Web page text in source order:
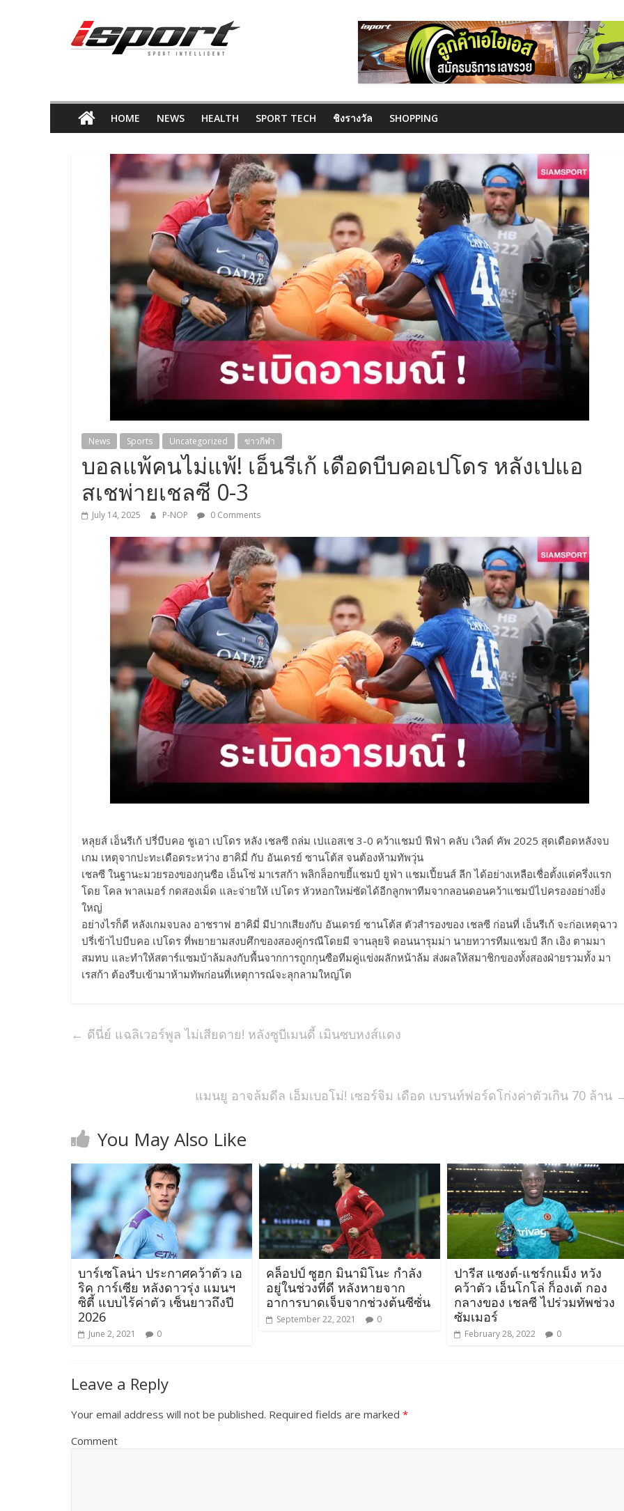
content
ข่าว
HOME NEWS HEALTH SPORT TECH ชิงรางวัล SHOPPING
News Sports Uncategorized ข่าวกีฬา
บอลแพ้คนไม่แพ้! เอ็นรีเก้ เดือดบีบคอเปโดร หลังเปแอ
สเชพ่ายเชลซี 0-3
July 14, 2025 P-NOP 0 Comments
หลุยส์ เอ็นรีเก้ ปรี่บีบคอ ชูเอา เปโดร หลัง เชลซี ถล่ม เปแอสเช 3-0 คว้าแชมป์ ฟีฟ่า คลับ เวิลด์ คัพ 2025 สุดเดือดหลังจบ
เกม เหตุจากปะทะเดือดระหว่าง ฮาคิมี่ กับ อันเดรย์ ซานโต้ส จนต้องห้ามทัพวุ่น
เชลซี ในฐานะมวยรองของกุนซือ เอ็นโซ่ มาเรสก้า พลิกล็อกขยี้แชมป์ ยูฟ่า แชมเปี้ยนส์ ลีก ได้อย่างเหลือเชื่อตั้งแต่ครึ่งแรก
โดย โคล พาลเมอร์ กดสองเม็ด และจ่ายให้ เปโดร หัวหอกใหม่ซัดได้อีกลูกพาทีมจากลอนดอนคว้าแชมป์ไปครองอย่างยิ่ง
ใหญ่
อย่างไรก็ดี หลังเกมจบลง อาชราฟ ฮาคิมี่ มีปากเสียงกับ อันเดรย์ ซานโต้ส ตัวสำรองของ เชลซี ก่อนที่ เอ็นรีเก้ จะก่อเหตุฉาว
ปรี่เข้าไปบีบคอ เปโดร ที่พยายามสงบศึกของสองคู่กรณีโดยมี จานลุยจิ ดอนนารุมม่า นายทวารทีมแชมป์ ลีก เอิง ตามมา
สมทบ และทำให้สตาร์แซมบ้าล้มลงกับพื้นจากการถูกกุนซือทีมคู่แข่งผลักหน้าล้ม ส่งผลให้สมาชิกของทั้งสองฝ่ายรวมทั้ง มา
เรสก้า ต้องรีบเข้ามาห้ามทัพก่อนที่เหตุการณ์จะลุกลามใหญ่โต
← ดีนี่ย์ แฉลิเวอร์พูล ไม่เสียดาย! หลังซูบีเมนดี้ เมินซบหงส์แดง
แมนยู อาจล้มดีล เอ็มเบอโม่! เซอร์จิม เดือด เบรนท์ฟอร์ดโก่งค่าตัวเกิน 70 ล้าน
You May Also Like
บาร์เซโลน่า ประกาศคว้าตัว เอ
ริค การ์เซีย หลังดาวรุ่ง แมนฯ
ซิตี้ แบบไร้ค่าตัว เซ็นยาวถึงปี
2026
June 2, 2021 0
คล็อปป์ ซูฮก มินามิโนะ กำลัง
อยู่ในช่วงที่ดี หลังหายจาก
อาการบาดเจ็บจากช่วงต้นซีซั่น
September 22, 2021 0
ปารีส แซงต์-แชร์กแม็ง หวัง
คว้าตัว เอ็นโกโล่ ก็องเต้ กอง
กลางของ เชลซี ไปร่วมทัพช่วง
ซัมเมอร์
February 28, 2022 0
Leave a Reply
Your email address will not be published. Required fields are marked *
Comment